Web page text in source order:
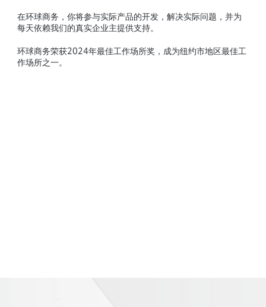
在环球商务，你将参与实际产品的开发，解决实际问题，并为
每天依赖我们的真实企业主提供支持。
环球商务荣获2024年最佳工作场所奖，成为纽约市地区最佳工
作场所之一。